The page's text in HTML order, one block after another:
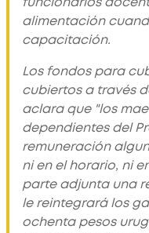
alimentación
capacitación.
Los fondos para
cubiertos a través
aclara que "los
dependientes del
remuneración
ni en el horario, ni
parte adjunta una
le reintegrará los
ochenta pesos